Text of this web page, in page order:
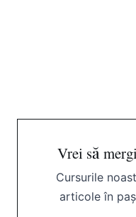
Vrei să
Cursurile
articole în